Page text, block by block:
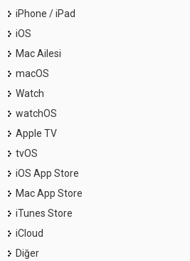
iPhone / iPad
iOS
Mac Ailesi
macOS
Watch
watchOS
Apple TV
tvOS
iOS App Store
Mac App Store
iTunes Store
iCloud
Diğer